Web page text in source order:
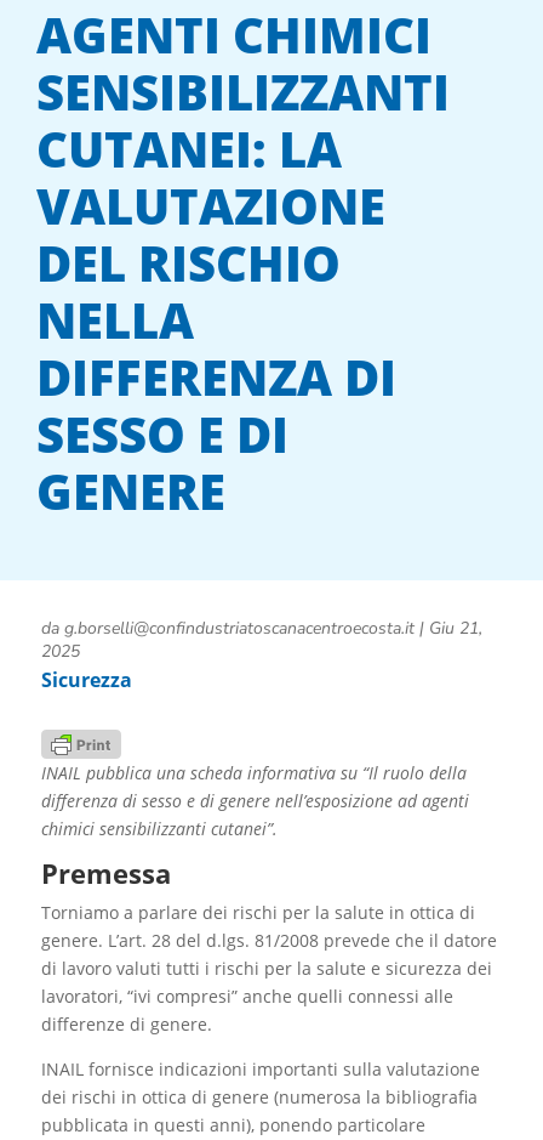
AGENTI CHIMICI
SENSIBILIZZANTI
CUTANEI: LA
VALUTAZIONE
DEL RISCHIO
NELLA
DIFFERENZA DI
SESSO E DI
GENERE
da g.borselli@confindustriatoscanacentroecosta.it| Giu 21,
2025
Sicurezza
INAIL pubblica una scheda informativa su “Il ruolo della
differenza di sesso e di genere nell’esposizione ad agenti
chimici sensibilizzanti cutanei”.
Premessa
Torniamo a parlare dei rischi per la salute in ottica di
genere. L’art. 28 del d.lgs. 81/2008 prevede che il datore
di lavoro valuti tutti i rischi per la salute e sicurezza dei
lavoratori, “ivi compresi” anche quelli connessi alle
differenze di genere.
INAIL fornisce indicazioni importanti sulla valutazione
dei rischi in ottica di genere (numerosa la bibliografia
pubblicata in questi anni), ponendo particolare